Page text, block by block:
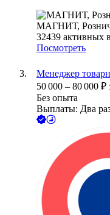
МАГНИТ,
32439 активных
Посмотреть
Менеджер
50 000 – 80 000 ₽
Без опыта
Выплаты: Два